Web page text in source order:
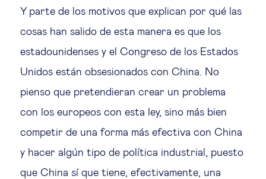
Y parte de los motivos que explican por qué las
cosas han salido de esta manera es que los
estadounidenses y el Congreso de los Estados
Unidos están obsesionados con China. No
pienso que pretendieran crear un problema
con los europeos con esta ley, sino más bien
competir de una forma más efectiva con China
y hacer algún tipo de política industrial, puesto
que China sí que tiene, efectivamente, una